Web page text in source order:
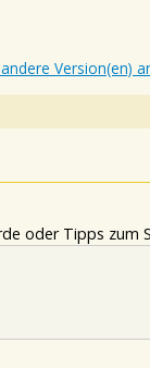
Version(en)
oder Tipps zum